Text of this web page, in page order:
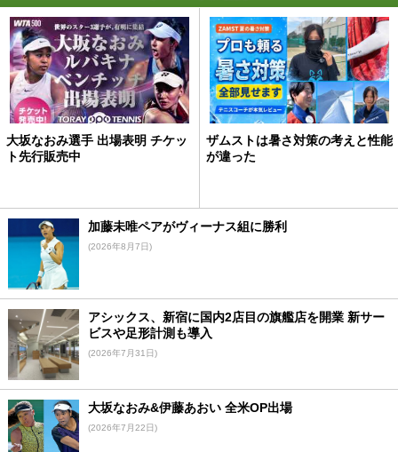
大坂なおみ選手 出場表明 チケッ
ト先行販売中
ザムストは暑さ対策の考えと性能
が違った
加藤未唯ペアがヴィーナス組に勝利
(2026年8月7日)
アシックス、新宿に国内2店目の旗艦店を開業 新サー
ビスや足形計測も導入
(2026年7月31日)
大坂なおみ&伊藤あおい 全米OP出場
(2026年7月22日)